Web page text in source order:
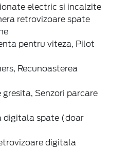
electric si incalzite
retrovizoare spate
pentru viteza, Pilot
Recunoasterea
Senzori parcare
digitala spate (doar
digitala